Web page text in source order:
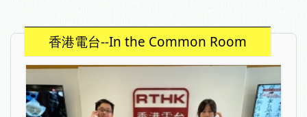
香港電台--In the Common Room